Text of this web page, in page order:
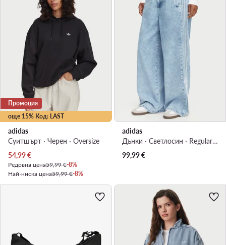
още 15% Код: LAST
Промоция
adidas
Суитшърт · Черен · Oversize
Актуална цена
54,99€
Редовна цена59,99 €-8%
Най-ниска цена59,99 €-8%
adidas
Дънки · Светлосин · Regular Fit
99,99€